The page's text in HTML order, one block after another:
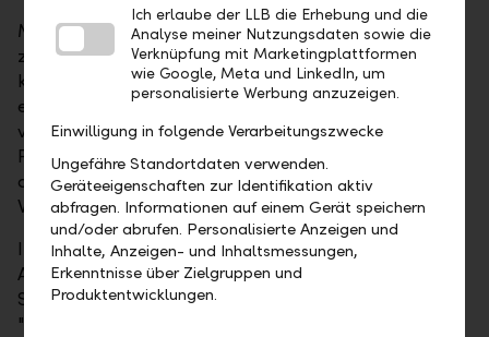
Mit dem jüngsten Release im E-Banking führt die LLB
zudem neue Selfservice-Möglichkeiten ein. Kunden
können ab sofort Konten direkt im System selbst
eröffnen und benennen sowie Depots eröffnen und
verwalten. Urs Müller: "Die Benutzung dieser
Funktionen ist intuitiv und fügt sich nahtlos in das
digitale Kundenerlebnis in einer voll integrierten
Web-Umgebung ein."
Im vergangenen April erhielt die LLB für ihre Web-
Auftritte die Silber-Auszeichnung bei den Best of
Swiss Web Awards 2018 in der Kategorie
"Technologie".
Ich erlaube der LLB die Erhebung und die
Analyse meiner Nutzungsdaten sowie die
Verknüpfung mit Marketingplattformen
wie Google, Meta und LinkedIn, um
personalisierte Werbung anzuzeigen.
Einwilligung in folgende Verarbeitungszwecke
Ungefähre Standortdaten verwenden.
Geräteeigenschaften zur Identifikation aktiv
abfragen. Informationen auf einem Gerät speichern
und/oder abrufen. Personalisierte Anzeigen und
Inhalte, Anzeigen- und Inhaltsmessungen,
Erkenntnisse über Zielgruppen und
Produktentwicklungen.